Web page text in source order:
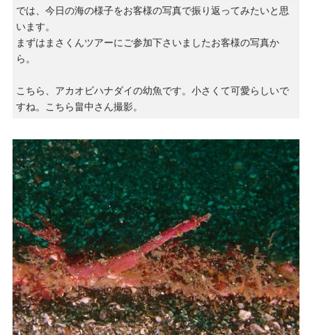
では、今日の海の様子をお客様の写真で振り返ってみたいと思
います。
まずはまさくんツアーにご参加下さいましたお客様の写真か
ら。
こちら、アカオビハナダイの幼魚です。小さくて可愛らしいで
すね。こちら畠中さん撮影。